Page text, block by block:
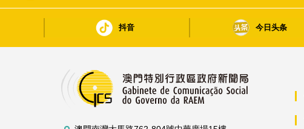
抖音 今日头条